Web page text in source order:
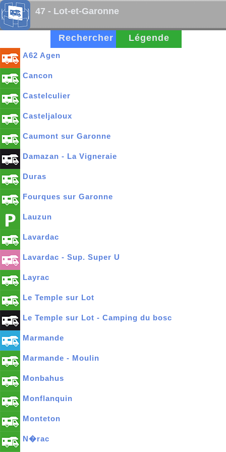
47 - Lot-et-Garonne
Rechercher Légende
A62 Agen
Cancon
Castelculier
Casteljaloux
Caumont sur Garonne
Damazan - La Vigneraie
Duras
Fourques sur Garonne
Lauzun
Lavardac
Lavardac - Sup. Super U
Layrac
Le Temple sur Lot
Le Temple sur Lot - Camping du bosc
Marmande
Marmande - Moulin
Monbahus
Monflanquin
Monteton
N�rac